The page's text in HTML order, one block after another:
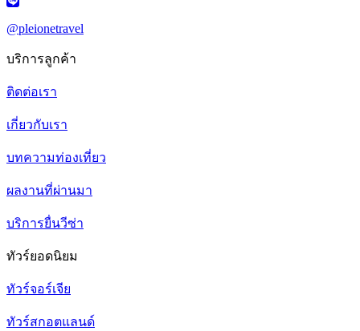
@pleionetravel
บริการลูกค้า
ติดต่อเรา
เกี่ยวกับเรา
บทความท่องเที่ยว
ผลงานที่ผ่านมา
บริการยื่นวีซ่า
ทัวร์ยอดนิยม
ทัวร์จอร์เจีย
ทัวร์สกอตแลนด์